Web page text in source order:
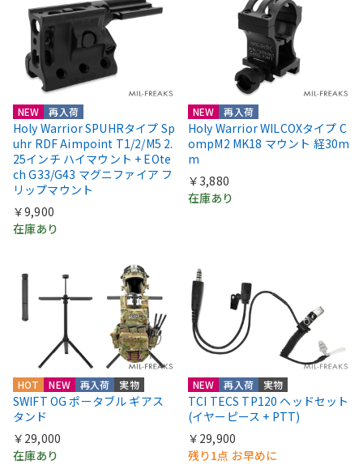
NEW 再入荷
Holy Warrior SPUHRタイプ Sp
uhr RDF Aimpoint T1/2/M5 2.
25インチ ハイマウント + EOte
ch G33/G43 マグニファイア フ
リップマウント
￥9,900
在庫あり
NEW 再入荷
Holy Warrior WILCOXタイプ C
ompM2 MK18 マウント 経30m
m
￥3,880
在庫あり
HOT NEW 再入荷 実物
SWIFT OG ポータブル ギアス
タンド
￥29,000
在庫あり
NEW 再入荷 実物
TCI TECS TP120 ヘッドセット
(イヤーピース + PTT)
￥29,900
残り1点 お早めに